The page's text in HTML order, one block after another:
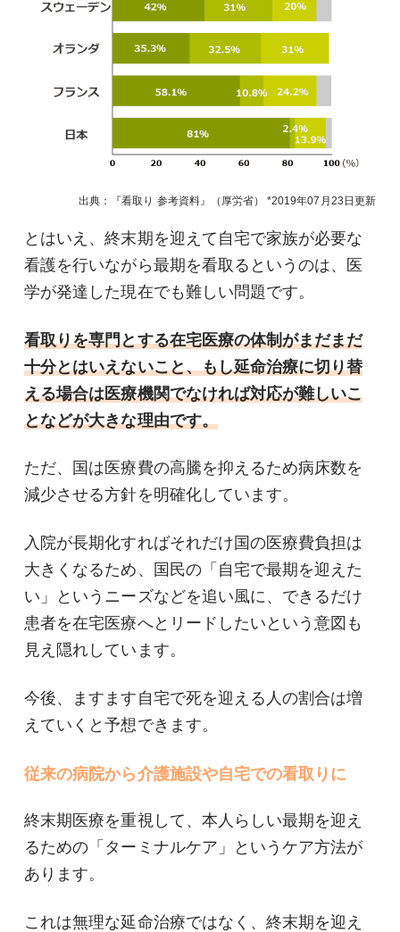
出典：『看取り 参考資料』（厚労省） 2019年07月23日 更新
とはいえ、終末期を迎えて自宅で家族が必要な
看護を行いながら最期を看取るというのは、医
学が発達した現在でも難しい問題です。
看取りを専門とする在宅医療の体制がまだまだ
十分とはいえないこと、もし延命治療に切り替
える場合は医療機関でなければ対応が難しいこ
となどが大きな理由です。
ただ、国は医療費の高騰を抑えるため病床数を
減少させる方針を明確化しています。
入院が長期化すればそれだけ国の医療費負担は
大きくなるため、国民の「自宅で最期を迎えた
い」というニーズなどを追い風に、できるだけ
患者を在宅医療へとリードしたいという意図も
見え隠れしています。
今後、ますます自宅で死を迎える人の割合は増
えていくと予想できます。
従来の病院から介護施設や自宅での看取りに
終末期医療を重視して、本人らしい最期を迎え
るための「ターミナルケア」というケア方法が
あります。
これは無理な延命治療ではなく、終末期を迎え